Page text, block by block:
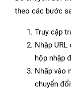
theo các bước
Truy cập
Nhập
hộp nhập
Nhấp vào
chuyển